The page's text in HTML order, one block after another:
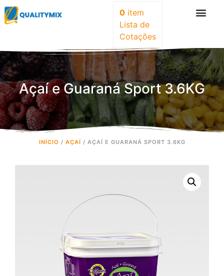
0 item
Lista de
Cotações
Açaí e Guaraná Sport 3.6KG
INÍCIO / AÇAÍ / AÇAÍ E GUARANÁ SPORT 3.6KG